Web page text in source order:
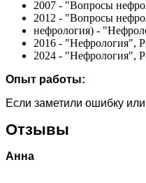
2007 - "Вопросы
2012 - "Вопросы
нефрология) -
2016 - "Нефрология",
2024 - "Нефрология",
Опыт работы:
Если заметили ошибку
Отзывы
Анна